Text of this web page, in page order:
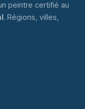
peintre certifié au
. Régions, villes,